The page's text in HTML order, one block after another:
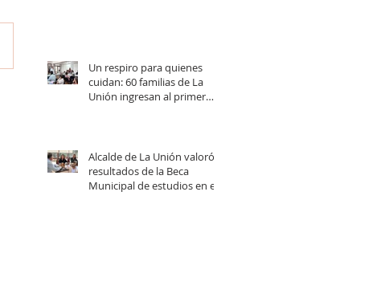
Un respiro para quienes
cuidan: 60 familias de La
Unión ingresan al primer
Alcalde de La Unión valoró
resultados de la Beca
Municipal de estudios en el